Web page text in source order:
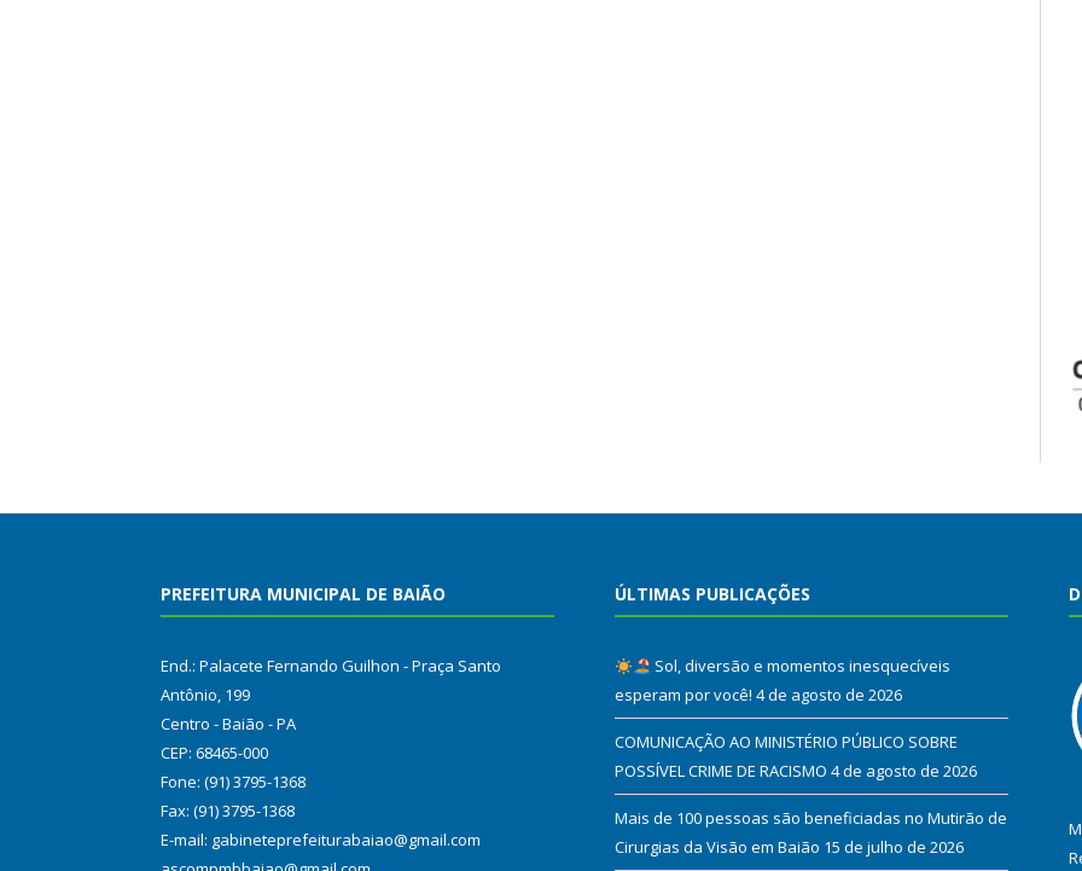
PREFEITURA MUNICIPAL DE BAIÃO
End.: Palacete Fernando Guilhon - Praça Santo
Antônio, 199
Centro - Baião - PA
CEP: 68465-000
Fone: (91) 3795-1368
Fax: (91) 3795-1368
E-mail: gabineteprefeiturabaiao@gmail.com
ÚLTIMAS PUBLICAÇÕES
Sol, diversão e momentos inesquecíveis
esperam por você! 4 de agosto de 2026
COMUNICAÇÃO AO MINISTÉRIO PÚBLICO SOBRE
POSSÍVEL CRIME DE RACISMO 4 de agosto de 2026
Mais de 100 pessoas são beneficiadas no Mutirão de
Cirurgias da Visão em Baião 15 de julho de 2026